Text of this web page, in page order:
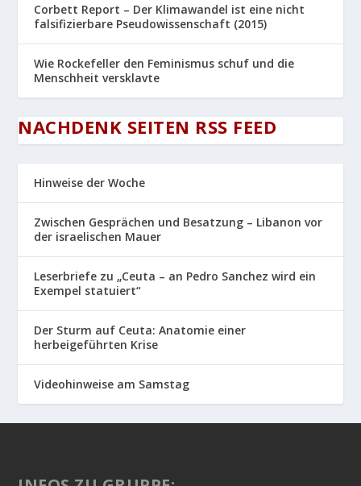
Corbett Report – Der Klimawandel ist eine nicht
falsifizierbare Pseudowissenschaft (2015)
Wie Rockefeller den Feminismus schuf und die
Menschheit versklavte
NACHDENK SEITEN RSS FEED
Hinweise der Woche
Zwischen Gesprächen und Besatzung – Libanon vor
der israelischen Mauer
Leserbriefe zu „Ceuta – an Pedro Sanchez wird ein
Exempel statuiert“
Der Sturm auf Ceuta: Anatomie einer
herbeigeführten Krise
Videohinweise am Samstag